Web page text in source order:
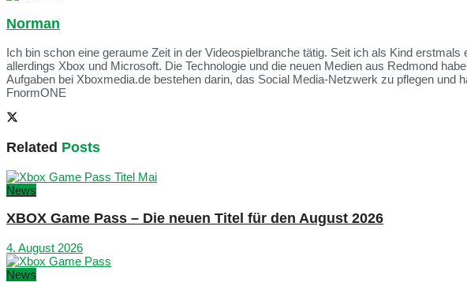
Norman
Ich bin schon eine geraume Zeit in der Videospielbranche tätig. Seit ich als Kind
allerdings Xbox und Microsoft. Die Technologie und die neuen Medien aus Redmond
Aufgaben bei Xboxmedia.de bestehen darin, das Social Media-Netzwerk zu pflegen
FnormONE
Related Posts
News
XBOX Game Pass – Die neuen Titel für den August 2026
4. August 2026
News